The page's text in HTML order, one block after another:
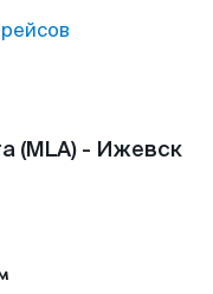
(MLA) - Ижевск